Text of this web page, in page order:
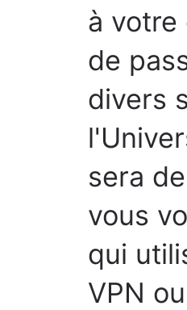
à
de
divers
sera
vous
qui
VPN